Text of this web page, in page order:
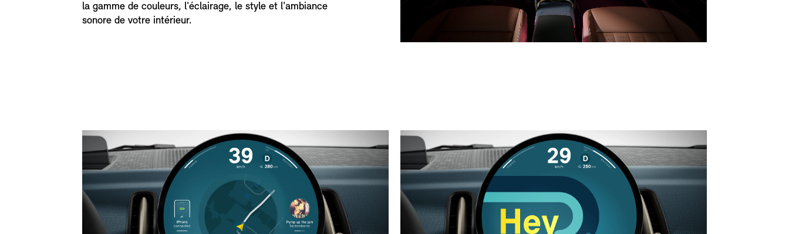
la gamme de couleurs, l'éclairage, le style et l'ambiance
sonore de votre intérieur.